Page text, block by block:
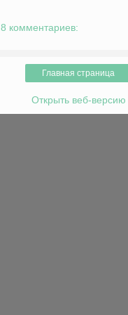
8 комментариев:
Главная страница
Открыть веб-версию